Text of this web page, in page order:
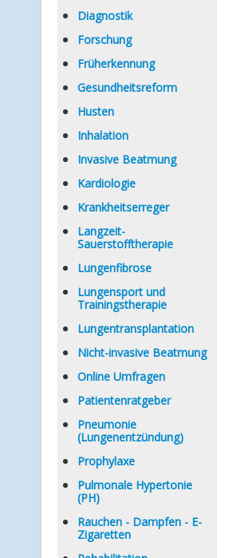
Diagnostik
Forschung
Früherkennung
Gesundheitsreform
Husten
Inhalation
Invasive Beatmung
Kardiologie
Krankheitserreger
Langzeit-
Sauerstofftherapie
Lungenfibrose
Lungensport und
Trainingstherapie
Lungentransplantation
Nicht-invasive Beatmung
Online Umfragen
Patientenratgeber
Pneumonie
(Lungenentzündung)
Prophylaxe
Pulmonale Hypertonie
(PH)
Rauchen - Dampfen - E-
Zigaretten